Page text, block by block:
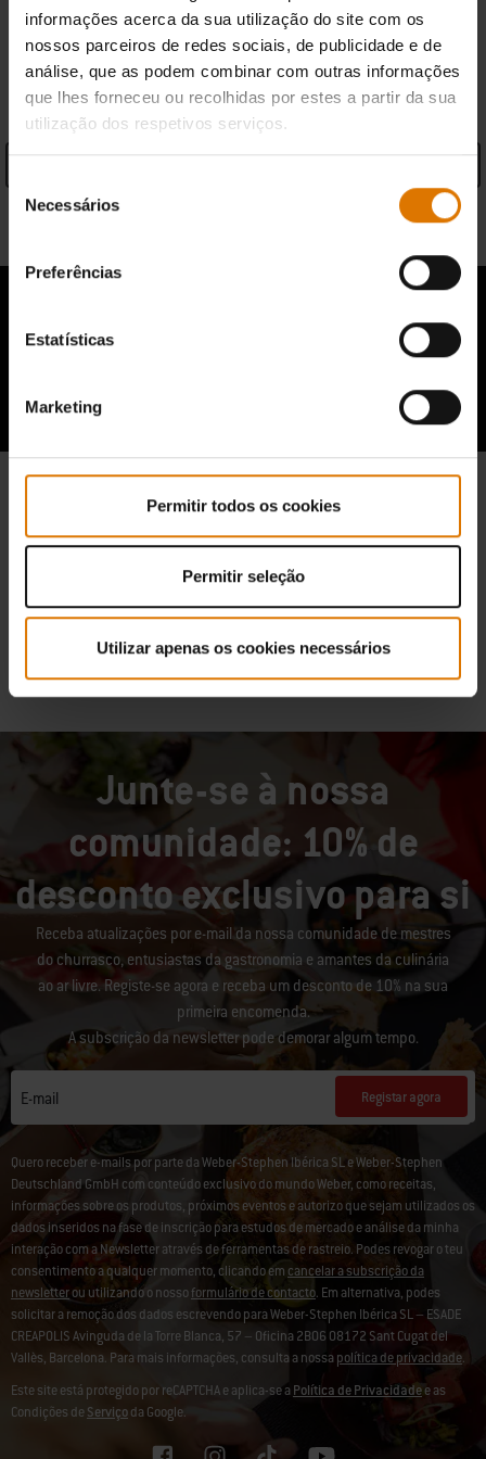
informações acerca da sua utilização do site com os
nossos parceiros de redes sociais, de publicidade e de
análise, que as podem combinar com outras informações
que lhes forneceu ou recolhidas por estes a partir da sua
utilização dos respetivos serviços.
Seleção
Necessários
Preferências
Estatísticas
Marketing
Permitir todos os cookies
Permitir seleção
Utilizar apenas os cookies necessários
ESPECIFICAÇÕES
A opinião de outros fãs do barbecue
Junte-se à nossa
comunidade: 10% de
desconto exclusivo para si
Receba atualizações por e-mail da nossa comunidade de mestres
do churrasco, entusiastas da gastronomia e amantes da culinária
ao ar livre. Registe-se agora e receba um desconto de 10% na sua
primeira encomenda.
A subscrição da newsletter pode demorar algum tempo.
E-mail Registar agora
Quero receber e-mails por parte da Weber-Stephen Ibérica SL e Weber-Stephen
Deutschland GmbH com conteúdo exclusivo do mundo Weber, como receitas,
informações sobre os produtos, próximos eventos e autorizo que sejam utilizados os
dados inseridos na fase de inscrição para estudos de mercado e análise da minha
interação com a Newsletter através de ferramentas de rastreio. Podes revogar o teu
consentimento a qualquer momento, clicando em cancelar a subscrição da
newsletterou utilizando o nossoformulário de contacto. Em alternativa, podes
solicitar a remoção dos dados escrevendo para Weber-Stephen Ibérica SL – ESADE
CREAPOLIS Avinguda de la Torre Blanca, 57 – Oficina 2B06 08172 Sant Cugat del
Vallès, Barcelona. Para mais informações, consulta a nossapolítica de privacidade.
Este site está protegido por reCAPTCHA e aplica-se aPolítica de Privacidadee as
Condições deServiçoda Google.